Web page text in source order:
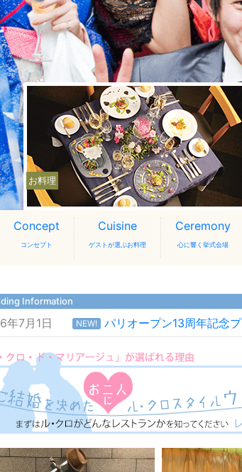
お料理
Concept
コンセプト
Cuisine
ゲストが選ぶお料理
Ceremony
心に響く挙式会場
Information
年7月1日 NEW! パリオープン13周年記念プ